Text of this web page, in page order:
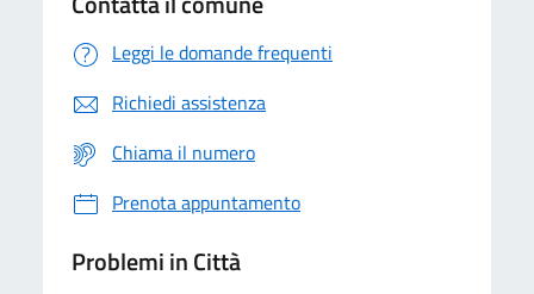
Leggi le domande frequenti
Richiedi assistenza
Chiama il numero
Prenota appuntamento
Problemi in Città